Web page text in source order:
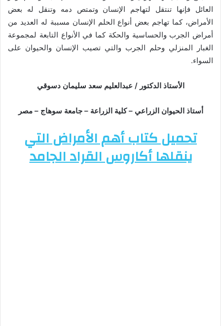
العائل فإنها تنتقل لتهاجم الإنسان وتمتص دمه وتنقل له بعض
الأمراض، كما تهاجم بعض أنواع الحلم الإنسان مسببة له العديد من
أمراض الجرب والحساسية والحكة كما في الأنواع التابعة لمجموعة
الغبار المنزلي وحلم الجرب والتي تصيب الإنسان والحيوان على
السواء.
الأستاذ الدكتور / عبدالعليم سعد سليمان دسوقي
أستاذ الحيوان الزراعي – كلية الزراعة – جامعة سوهاج – مصر
تحميل كتاب أهم الأمراض التي
ينقلها أكاروس القراد الجامد